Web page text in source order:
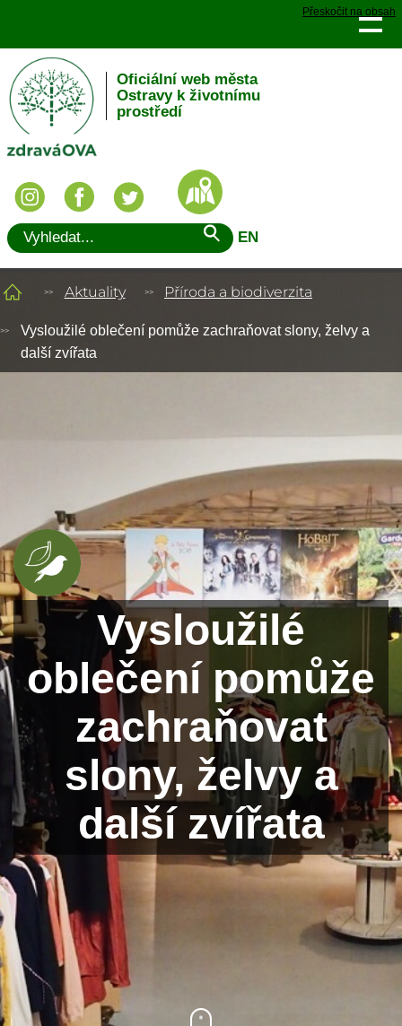
Přeskočit na obsah
Oficiální web města
Ostravy k životnímu
prostředí
EN
Aktuality Příroda a biodiverzita
Vysloužilé oblečení pomůže zachraňovat slony, želvy a
další zvířata
Vysloužilé
oblečení pomůže
zachraňovat
slony, želvy a
další zvířata